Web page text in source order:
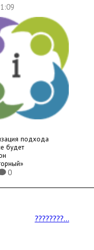
подхода
будет
0
????????...